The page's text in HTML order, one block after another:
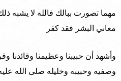
مهما تصورت ببالك فالله لا يشبه
معاني البشر فقد كفر
وأشهد أن حبيبنا وعظيمنا وقائدنا
وصفيه وحبيبه وخليله صلى الله